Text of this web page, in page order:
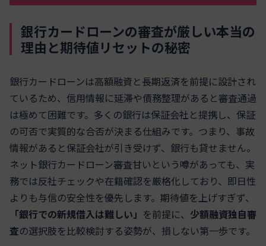
銀行カードローンの審査が厳しい本当の
理由と期待値リセットの秘密
銀行カードローンは高額融資と長期返済を前提に設計され
ているため、信用情報に延滞や債務整理があると審査通過
は極めて困難です。多くの銀行は保証会社と提携し、保証
の可否で実質的な合否が決まる仕組みです。つまり、事故
情報があると保証会社が引き受けず、銀行も貸せません。
ネット銀行カードローン審査甘いという噂があっても、実
務では反社チェックや在籍確認を厳格化しており、即日性
よりも与信の安全性を優先します。期待値を上げすぎず、
「銀行での新規借入は難しい」 を前提に、 少額融資独自審
査の選択肢を比較検討する姿勢が、損しない第一歩です。